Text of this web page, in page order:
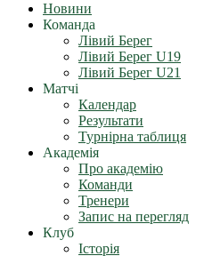
Новини
Команда
Лівий Берег
Лівий Берег U19
Лівий Берег U21
Матчі
Календар
Результати
Турнірна таблиця
Академія
Про академію
Команди
Тренери
Запис на перегляд
Клуб
Історія